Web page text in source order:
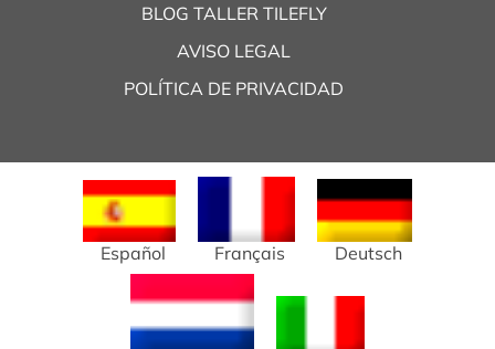
BLOG TALLER TILEFLY
AVISO LEGAL
POLÍTICA DE PRIVACIDAD
Español Français Deutsch